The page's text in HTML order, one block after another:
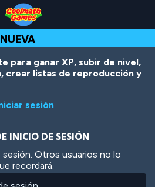
para ganar XP, subir de nivel,
crear listas de reproducción y
sesión.
INICIO DE SESIÓN
Otros usuarios no lo
recordará.